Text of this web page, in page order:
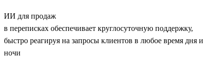
ИИ для продаж
в переписках обеспечивает круглосуточную поддержку,
быстро реагируя на запросы клиентов в любое время дня и
ночи